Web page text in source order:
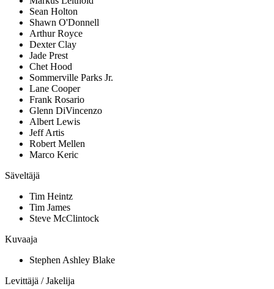
Sean Holton
Shawn O'Donnell
Arthur Royce
Dexter Clay
Jade Prest
Chet Hood
Sommerville Parks Jr.
Lane Cooper
Frank Rosario
Glenn DiVincenzo
Albert Lewis
Jeff Artis
Robert Mellen
Marco Keric
Säveltäjä
Tim Heintz
Tim James
Steve McClintock
Kuvaaja
Stephen Ashley Blake
Levittäjä / Jakelija